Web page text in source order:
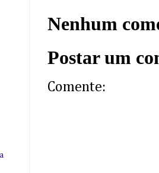
Nenhum
Postar um
Comente: